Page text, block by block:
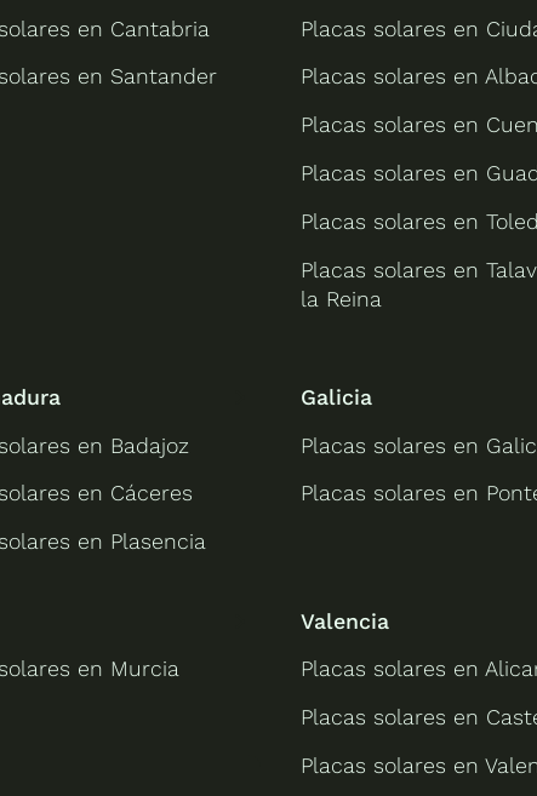
en Cantabria
en Santander
Placas solares en
Placas solares en
Placas solares en
Placas solares en
Placas solares en
Placas solares en
la Reina
en Badajoz
en Cáceres
en Plasencia
Galicia
Placas solares en
Placas solares en
en Murcia
Valencia
Placas solares en
Placas solares en
Placas solares en